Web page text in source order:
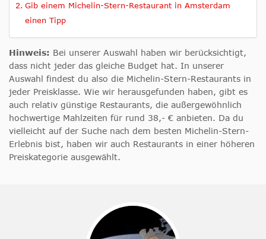
Gib einem Michelin-Stern-Restaurant in Amsterdam
einen Tipp
Hinweis: Bei unserer Auswahl haben wir berücksichtigt,
dass nicht jeder das gleiche Budget hat. In unserer
Auswahl findest du also die Michelin-Stern-Restaurants in
jeder Preisklasse. Wie wir herausgefunden haben, gibt es
auch relativ günstige Restaurants, die außergewöhnlich
hochwertige Mahlzeiten für rund 38,- € anbieten. Da du
vielleicht auf der Suche nach dem besten Michelin-Stern-
Erlebnis bist, haben wir auch Restaurants in einer höheren
Preiskategorie ausgewählt.